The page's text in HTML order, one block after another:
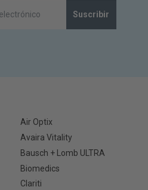
Suscribir
Air Optix
Avaira Vitality
Bausch + Lomb ULTRA
Biomedics
Clariti